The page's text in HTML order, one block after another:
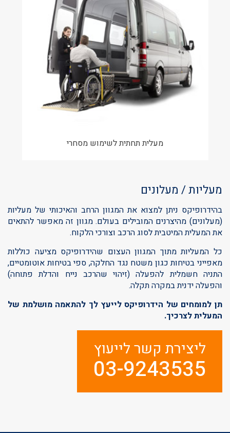
מעלית תחתית לשימוש מסחרי
מעליות / מעלונים
בהידרופיקס ניתן למצוא את המגוון הרחב והאיכותי של מעליות
(מעלונים) מהיצרנים המובילים בעולם. מגוון זה מאפשר להתאים
את המעלית המיטבית לסוג הרכב וצורכי הלקוח.
כל המעליות מתוך המגוון העצום שהידרופיקס מציעה כוללות
מאפייני בטיחות כגון משטח נגד החלקה, ספי בטיחות אוטומטיים,
התניה חשמלית להפעלה (זיהוי שהרכב נייח והדלת פתוחה)
והפעלה ידנית במקרה תקלה.
תן למומחים של הידרופיקס לייעץ לך להתאמה מושלמת של
המעלית לצרכיך.
ליצירת קשר לייעוץ
03-9243535